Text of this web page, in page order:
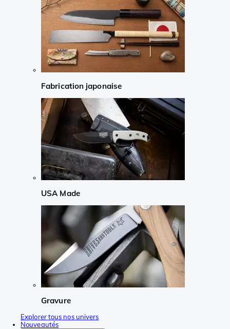
Fabrication japonaise
USA Made
Gravure
Explorer tous nos univers
Nouveautés